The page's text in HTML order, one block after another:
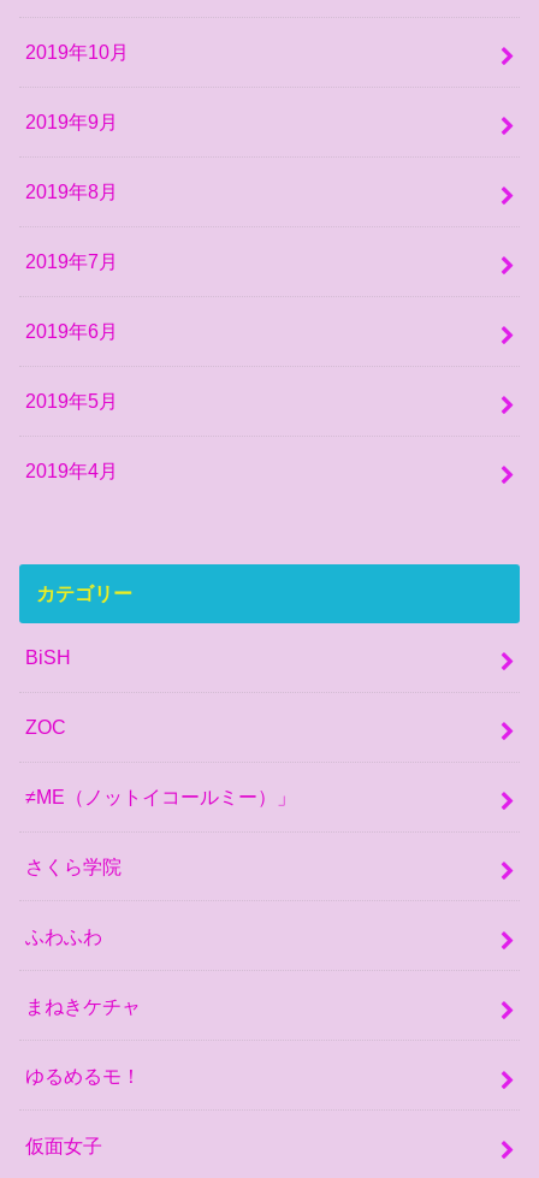
2019年10月
2019年9月
2019年8月
2019年7月
2019年6月
2019年5月
2019年4月
カテゴリー
BiSH
ZOC
≠ME（ノットイコールミー）」
さくら学院
ふわふわ
まねきケチャ
ゆるめるモ！
仮面女子